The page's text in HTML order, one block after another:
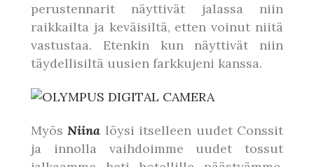
perustennarit näyttivät jalassa niin
raikkailta ja keväisiltä, etten voinut niitä
vastustaa. Etenkin kun näyttivät niin
täydellisiltä uusien farkkujeni kanssa.
MyösNiina löysi itselleen uudet Conssit
ja innolla vaihdoimme uudet tossut